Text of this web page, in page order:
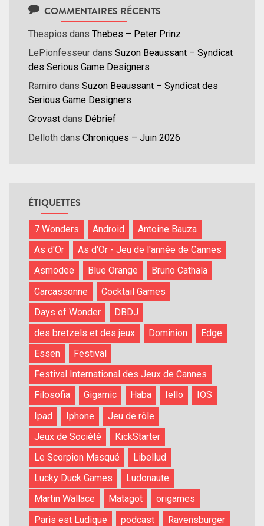
COMMENTAIRES RÉCENTS
Thespios dans Thebes – Peter Prinz
LePionfesseur dans Suzon Beaussant – Syndicat
des Serious Game Designers
Ramiro dans Suzon Beaussant – Syndicat des
Serious Game Designers
Grovast dans Débrief
Delloth dans Chroniques – Juin 2026
ÉTIQUETTES
7 Wonders Android
Antoine Bauza
As d'Or
As d'Or - Jeu de l'année de Cannes
Asmodee
Blue Orange
Bruno Cathala
Carcassonne
Cocktail Games
Days of Wonder
DBDJ
des bretzels et des jeux
Dominion
Edge
Essen
Festival
Festival International des Jeux de Cannes
Filosofia
Gigamic Haba Iello
IOS
Ipad
Iphone
Jeu de rôle
Jeux de Société
KickStarter
Le Scorpion Masqué
Libellud
Lucky Duck Games
Ludonaute
Martin Wallace
Matagot
origames
Paris est Ludique
podcast
Ravensburger